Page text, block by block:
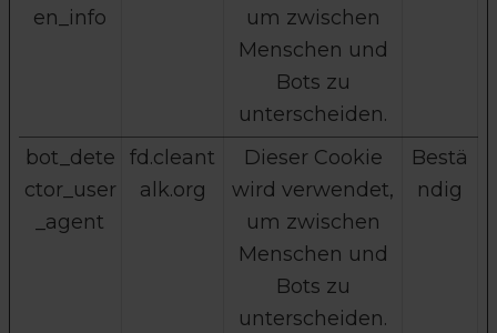
en_info
um zwischen
Menschen und
Bots zu
unterscheiden.
bot_dete
ctor_user
_agent
fd.cleant
alk.org
Dieser Cookie
wird verwendet,
um zwischen
Menschen und
Bots zu
unterscheiden.
Bestä
ndig